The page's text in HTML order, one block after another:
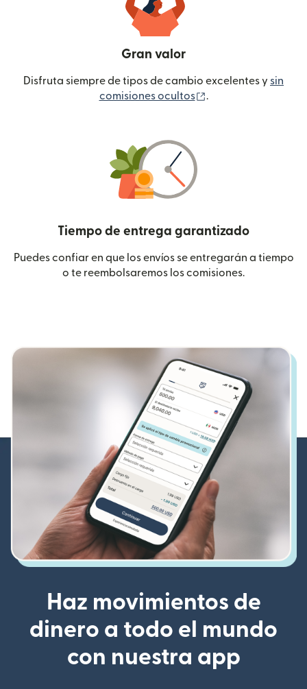
Gran valor
Disfruta siempre de tipos de cambio excelentes y sin
comisiones ocultos
.
Tiempo de entrega garantizado
Puedes confiar en que los envíos se entregarán a tiempo
o te reembolsaremos los comisiones.
Haz movimientos de
dinero a todo el mundo
con nuestra app